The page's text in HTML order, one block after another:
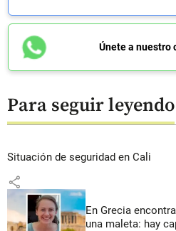
Únete a nuestro
Para seguir leyendo
Situación de seguridad en Cali
share
En Grecia
una maleta: hay